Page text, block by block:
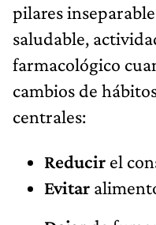
pilares
saludable,
farmacológico
cambios de
centrales:
Reducir el
Evitar